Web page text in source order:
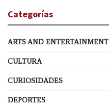
Categorías
ARTS AND ENTERTAINMENT
CULTURA
CURIOSIDADES
DEPORTES